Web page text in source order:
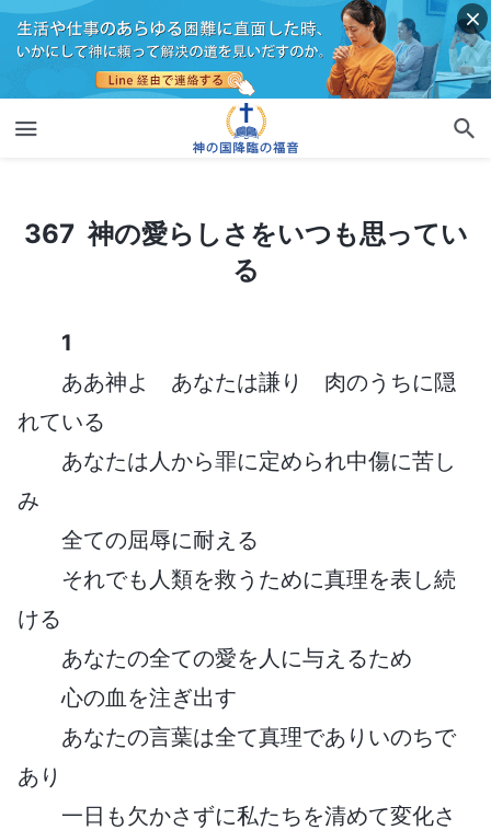
367 神の愛らしさをいつも思っている
367 神の愛らしさをいつも思ってい
る
1
ああ神よ あなたは謙り 肉のうちに隠
れている
あなたは人から罪に定められ中傷に苦し
み
全ての屈辱に耐える
それでも人類を救うために真理を表し続
ける
あなたの全ての愛を人に与えるため
心の血を注ぎ出す
あなたの言葉は全て真理でありいのちで
あり
一日も欠かさずに私たちを清めて変化さ